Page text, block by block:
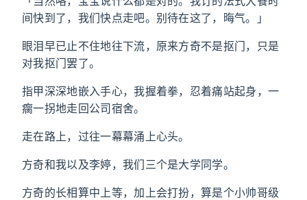
间快到了，我们快点走吧。别待在这了，晦气。」
眼泪早已止不住地往下流，原来方奇不是抠门，只是
对我抠门罢了。
指甲深深地嵌入手心，我握着拳，忍着痛站起身，一
瘸一拐地走回公司宿舍。
走在路上，过往一幕幕涌上心头。
方奇和我以及李婷，我们三个是大学同学。
方奇的长相算中上等，加上会打扮，算是个小帅哥级